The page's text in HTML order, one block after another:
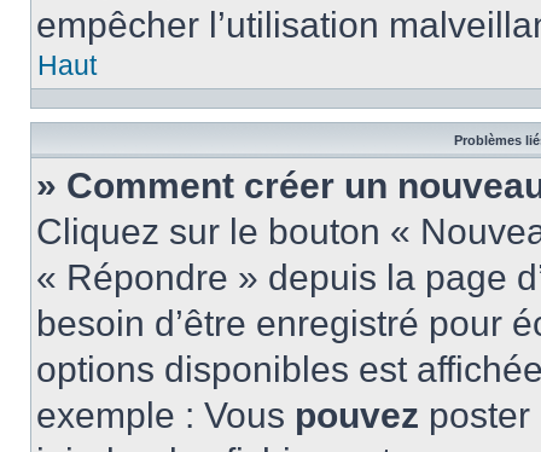
empêcher l’utilisation
Haut
Problèmes
» Comment créer un
Cliquez sur le bouton «
« Répondre » depuis la page
besoin d’être enregistré pour
options disponibles est
exemple : Vous pouvez